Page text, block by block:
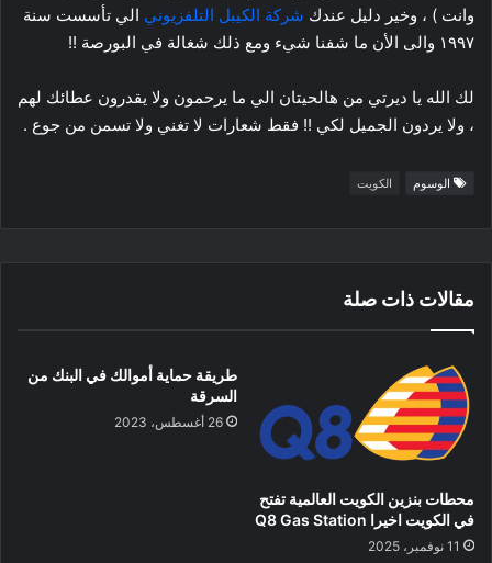
وانت ) ، وخير دليل عندك شركة الكيبل التلفزيوني الي تأسست سنة
١٩٩٧ والى الأن ما شفنا شيء ومع ذلك شغالة في البورصة !!
لك الله يا ديرتي من هالحيتان الي ما يرحمون ولا يقدرون عطائك لهم
، ولا يردون الجميل لكي !! فقط شعارات لا تغني ولا تسمن من جوع .
الوسوم الكويت
مقالات ذات صلة
محطات بنزين الكويت العالمية تفتح
في الكويت اخيرا Q8 Gas Station
11 نوفمبر، 2025
طريقة حماية أموالك في البنك من
السرقة
26 أغسطس، 2023